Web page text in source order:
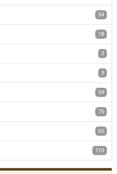
54
18
3
3
59
75
65
110